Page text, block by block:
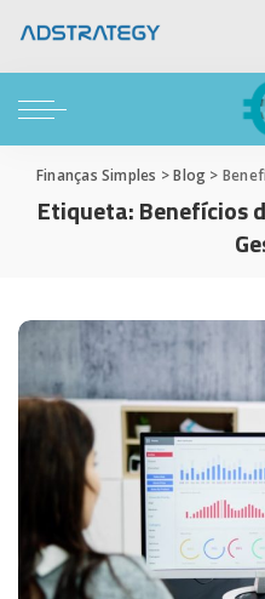
Finanças Simples >Blog >
Etiqueta:Benefícios